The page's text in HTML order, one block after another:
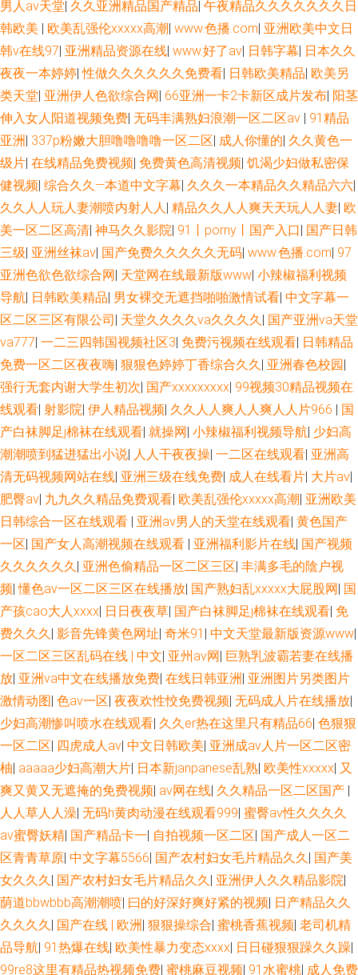
男人av天堂| 久久亚洲精品国产精品| 午夜精品久久久久久久久日
韩欧美 | 欧美乱强伦xxxxx高潮| www.色播.com| 亚洲欧美中文日
韩v在线97| 亚洲精品资源在线| www.好了av| 日韩字幕| 日本久久
夜夜一本婷婷|性做久久久久久久免费看| 日韩欧美精品| 欧美另
类天堂| 亚洲伊人色欲综合网| 66亚洲一卡2卡新区成片发布| 阳茎
伸入女人阳道视频免费| 无码丰满熟妇浪潮一区二区av | 91精品
亚洲 | 337p粉嫩大胆噜噜噜噜一区二区| 成人你懂的| 久久黄色一
级片| 在线精品免费视频| 免费黄色高清视频| 饥渴少妇做私密保
健视频| 综合久久—本道中文字幕| 久久久一本精品久久精品六六|
久久人人玩人妻潮喷内射人人| 精品久久人人爽天天玩人人妻| 欧
美一区二区高清| 神马久久影院| 91丨porny丨国产入口| 国产日韩
三级| 亚洲丝袜av| 国产免费久久久久久无码| www.色播.com| 97
亚洲色欲色欲综合网| 天堂网在线最新版www| 小辣椒福利视频
导航| 日韩欧美精品| 男女裸交无遮挡啪啪激情试看| 中文字幕一
区二区三区有限公司| 天堂久久久久va久久久久| 国产亚洲va天堂
va777| 一二三四韩国视频社区3| 免费污视频在线观看| 日韩精品
免费一区二区夜夜嗨| 狠狠色婷婷丁香综合久久| 亚洲春色校园|
强行无套内谢大学生初次| 国产xxxxxxxxx| 99视频30精品视频在
线观看| 射影院| 伊人精品视频| 久久人人爽人人爽人人片966 | 国
产白袜脚足j棉袜在线观看| 就操网| 小辣椒福利视频导航| 少妇高
潮潮喷到猛进猛出小说| 人人干夜夜操| 一二区在线观看| 亚洲高
清无码视频网站在线| 亚洲三级在线免费| 成人在线看片| 大片av|
肥臀av| 九九久久精品免费观看| 欧美乱强伦xxxxx高潮| 亚洲欧美
日韩综合一区在线观看 | 亚洲aⅴ男人的天堂在线观看| 黄色国产
一区| 国产女人高潮视频在线观看 | 亚洲福利影片在线| 国产视频
久久久久久久| 亚洲色偷精品一区二区三区| 丰满多毛的陰户视
频|懂色av一区二区三区在线播放| 国产熟妇乱xxxxx大屁股网| 国
产孩cao大人xxxx| 日日夜夜草| 国产白袜脚足j棉袜在线观看| 免
费久久久| 影音先锋黄色网址| 奇米91 | 中文天堂最新版资源www|
一区二区三区乱码在线 | 中文| 亚州av网| 巨熟乳波霸若妻在线播
放| 亚洲va中文在线播放免费| 在线日韩亚洲 | 亚洲图片另类图片
激情动图| 色av一区| 夜夜欢性恔免费视频| 无码成人片在线播放|
少妇高潮惨叫喷水在线观看| 久久er热在这里只有精品66| 色狠狠
一区二区| 四虎成人av| 中文日韩欧美| 亚洲成av人片一区二区密
柚| aaaaa少妇高潮大片| 日本新janpanese乱熟| 欧美性xxxxx| 又
爽又黄又无遮掩的免费视频| av网在线| 久久精品一区二区国产 |
人人草人人澡| 无码h黄肉动漫在线观看999| 蜜臀av性久久久久
av蜜臀妖精| 国产精品卡一| 自拍视频一区二区| 国产成人一区二
区青青草原| 中文字幕5566| 国产农村妇女毛片精品久久| 国产美
女久久久| 国产农村妇女毛片精品久久| 亚洲伊人久久精品影院|
荫道bbwbbb高潮潮喷| 曰的好深好爽好紧的视频| 日产精品久久
久久久久| 国产在线 | 欧洲 | 狠狠操综合| 蜜桃香蕉视频| 老司机精
品导航| 91热爆在线| 欧美性暴力变态xxxx| 日日碰狠狠躁久久躁|
99re8这里有精品热视频免费| 蜜桃麻豆视频| 91水蜜桃| 成人免费